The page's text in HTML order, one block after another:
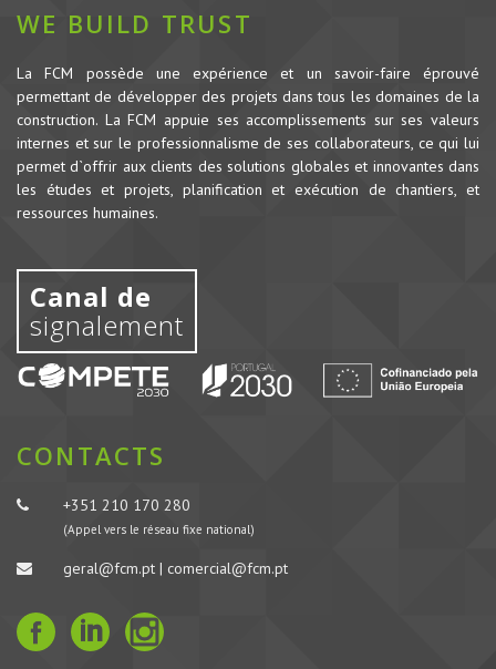
WE BUILD TRUST
La FCM possède une expérience et un savoir-faire éprouvé
permettant de développer des projets dans tous les domaines de la
construction. La FCM appuie ses accomplissements sur ses valeurs
internes et sur le professionnalisme de ses collaborateurs, ce qui lui
permet d`offrir aux clients des solutions globales et innovantes dans
les études et projets, planification et exécution de chantiers, et
ressources humaines.
Canal de
signalement
CONTACTS
+351 210 170 280
(Appel vers le réseau fixe national)
geral@fcm.pt | comercial@fcm.pt